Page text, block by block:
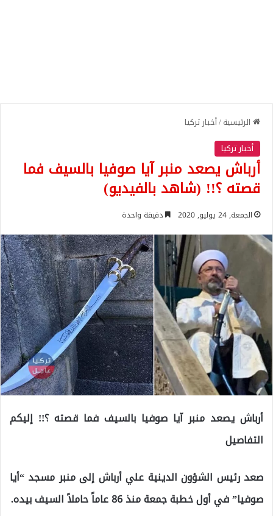
الرئيسية/أخبار تركيا
أخبار تركيا
أرباش يصعد منبر آيا صوفيا بالسيف فما
قصته ؟!! (شاهد بالفيديو)
الجمعة, 24 يوليو, 2020 دقيقة واحدة
أرباش يصعد منبر آيا صوفيا بالسيف فما قصته ؟!! إليكم
التفاصيل
صعد رئيس الشؤون الدينية علي أرباش إلى منبر مسجد “أيا
صوفيا” في أول خطبة جمعة منذ 86 عاماً حاملاً السيف بيده.